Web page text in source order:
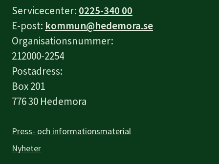
Servicecenter: 0225-340 00
E-post: kommun@hedemora.se
Organisationsnummer:
212000-2254
Postadress:
Box 201
776 30 Hedemora
Press- och informationsmaterial
Nyheter